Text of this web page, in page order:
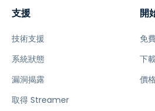
支援
技術支援
系統狀態
漏洞揭露
取得 Streamer
開
免
下
價格